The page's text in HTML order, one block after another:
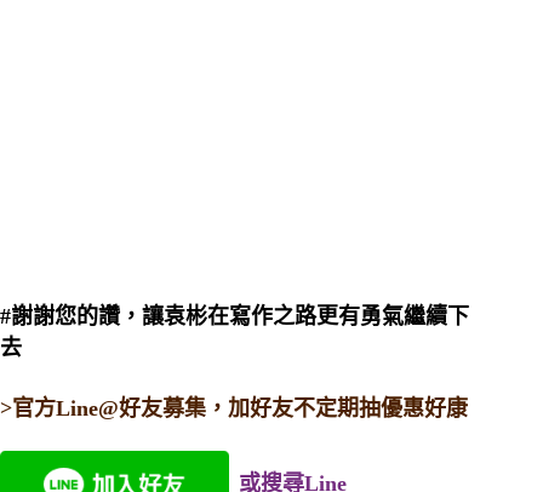
#謝謝您的讚，讓袁彬在寫作之路更有勇氣繼續下
去
>官方Line@好友募集，加好友不定期抽優惠好康
或搜尋Line